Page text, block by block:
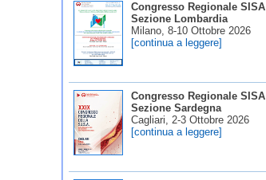
Congresso Regionale SISA
Sezione Lombardia
Milano, 8-10 Ottobre 2026
[continua a leggere]
Congresso Regionale SISA
Sezione Sardegna
Cagliari, 2-3 Ottobre 2026
[continua a leggere]